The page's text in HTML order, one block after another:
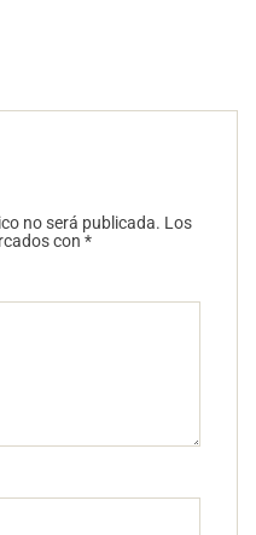
no será publicada. Los
con *